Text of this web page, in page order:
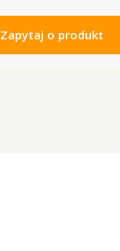
Zapytaj o produkt